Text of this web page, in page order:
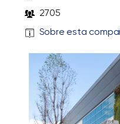
2705
Sobre esta